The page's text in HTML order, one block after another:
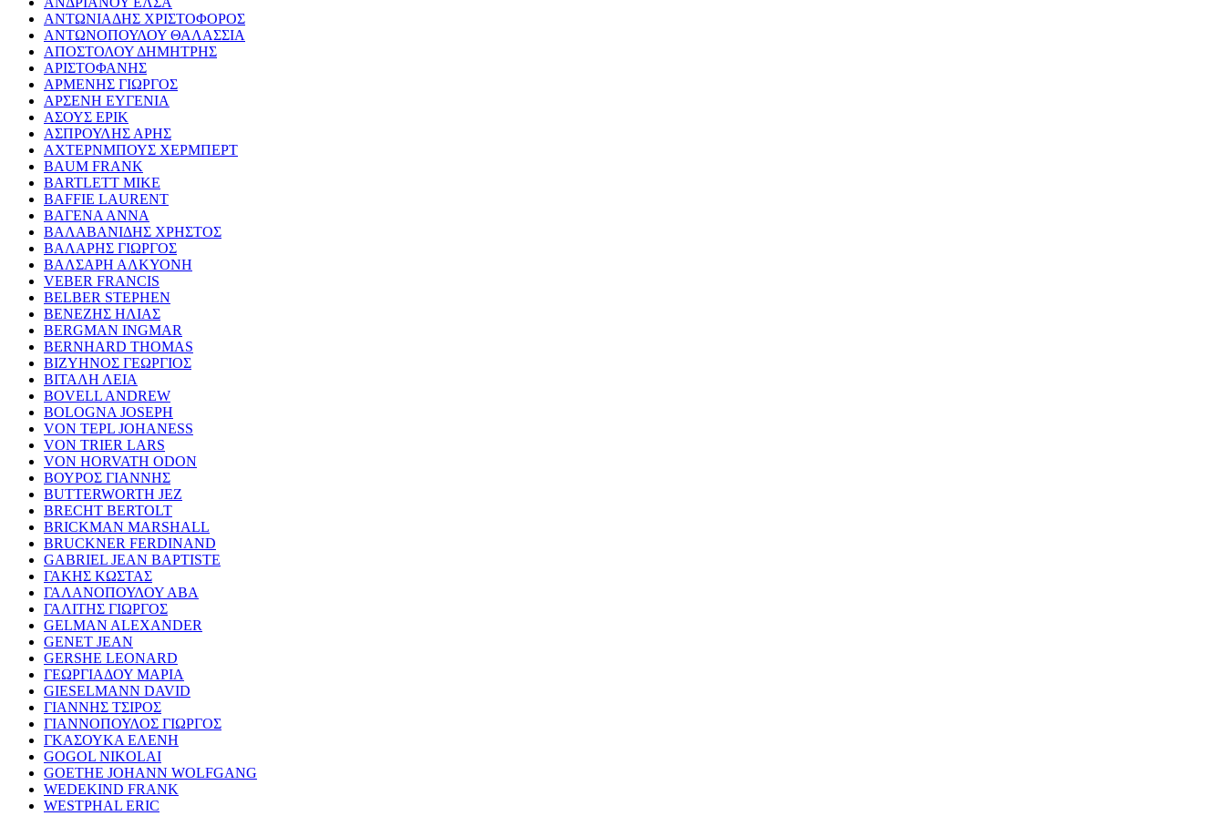
ΑΝΤΩΝΙΑΔΗΣ ΧΡΙΣΤΟΦΟΡΟΣ
ΑΝΤΩΝΟΠΟΥΛΟΥ ΘΑΛΑΣΣΙΑ
ΑΠΟΣΤΟΛΟΥ ΔΗΜΗΤΡΗΣ
ΑΡΙΣΤΟΦΑΝΗΣ
ΑΡΜΕΝΗΣ ΓΙΩΡΓΟΣ
ΑΡΣΕΝΗ ΕΥΓΕΝΙΑ
ΑΣΟΥΣ ΕΡΙΚ
ΑΣΠΡΟΥΛΗΣ ΑΡΗΣ
ΑΧΤΕΡΝΜΠΟΥΣ ΧΕΡΜΠΕΡΤ
BAUM FRANK
BARTLETT MIKE
BAFFIE LAURENT
ΒΑΓΕΝΑ ΑΝΝΑ
ΒΑΛΑΒΑΝΙΔΗΣ ΧΡΗΣΤΟΣ
ΒΑΛΑΡΗΣ ΓΙΩΡΓΟΣ
ΒΑΛΣΑΡΗ ΑΛΚΥΟΝΗ
VEBER FRANCIS
BELBER STEPHEN
ΒΕΝΕΖΗΣ ΗΛΙΑΣ
BERGMAN INGMAR
BERNHARD THOMAS
ΒΙΖΥΗΝΟΣ ΓΕΩΡΓΙΟΣ
ΒΙΤΑΛΗ ΛΕΙΑ
BOVELL ANDREW
BOLOGNA JOSEPH
VON TEPL JOHANESS
VON TRIER LARS
VON HORVATH ODON
ΒΟΥΡΟΣ ΓΙΑΝΝΗΣ
BUTTERWORTH JEZ
BRECHT BERTOLT
BRICKMAN MARSHALL
BRUCKNER FERDINAND
GABRIEL JEAN BAPTISTE
ΓΑΚΗΣ ΚΩΣΤΑΣ
ΓΑΛΑΝΟΠΟΥΛΟΥ ΑΒΑ
ΓΑΛΙΤΗΣ ΓΙΩΡΓΟΣ
GELMAN ALEXANDER
GENET JEAN
GERSHE LEONARD
ΓΕΩΡΓΙΑΔΟΥ ΜΑΡΙΑ
GIESELMANN DAVID
ΓΙΑΝΝΗΣ ΤΣΙΡΟΣ
ΓΙΑΝΝΟΠΟΥΛΟΣ ΓΙΩΡΓΟΣ
ΓΚΑΣΟΥΚΑ ΕΛΕΝΗ
GOGOL NIKOLAI
GOETHE JOHANN WOLFGANG
WEDEKIND FRANK
WESTPHAL ERIC